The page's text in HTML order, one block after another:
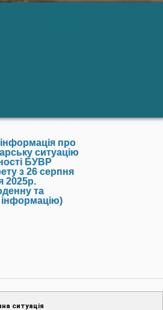
про
ситуацію
БУВР
з 26 серпня
2025р.
та
ситуація